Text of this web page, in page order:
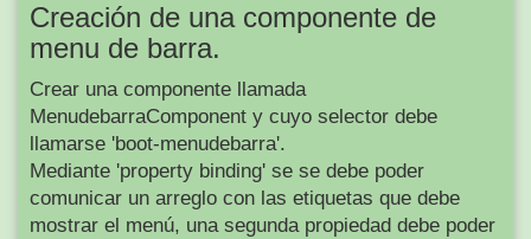
Creación de una componente de
menu de barra.
Crear una componente llamada
MenudebarraComponent y cuyo selector debe
llamarse 'boot-menudebarra'.
Mediante 'property binding' se se debe poder
comunicar un arreglo con las etiquetas que debe
mostrar el menú, una segunda propiedad debe poder